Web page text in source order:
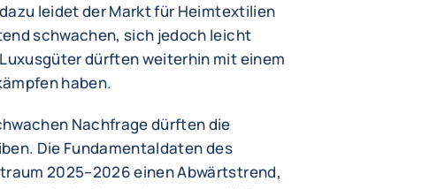
leidet der Markt für Heimtextilien
schwachen, sich jedoch leicht
dürften weiterhin mit einem
haben.
Nachfrage dürften die
Die Fundamentaldaten des
2025–2026 einen Abwärtstrend,